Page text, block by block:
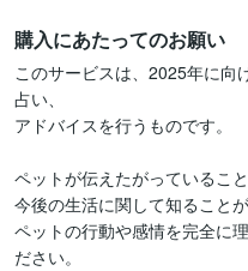
購入にあたってのお願い
このサービスは、2025年に向
占い、
アドバイスを行うものです。
ペットが伝えたがっていること
今後の生活に関して知ること
ペットの行動や感情を完全に
ださい。